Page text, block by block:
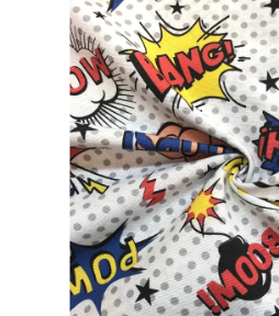
produktu
hviezdičiek.